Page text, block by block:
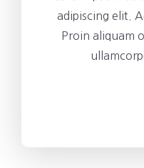
adipiscing elit.
Proin aliquam